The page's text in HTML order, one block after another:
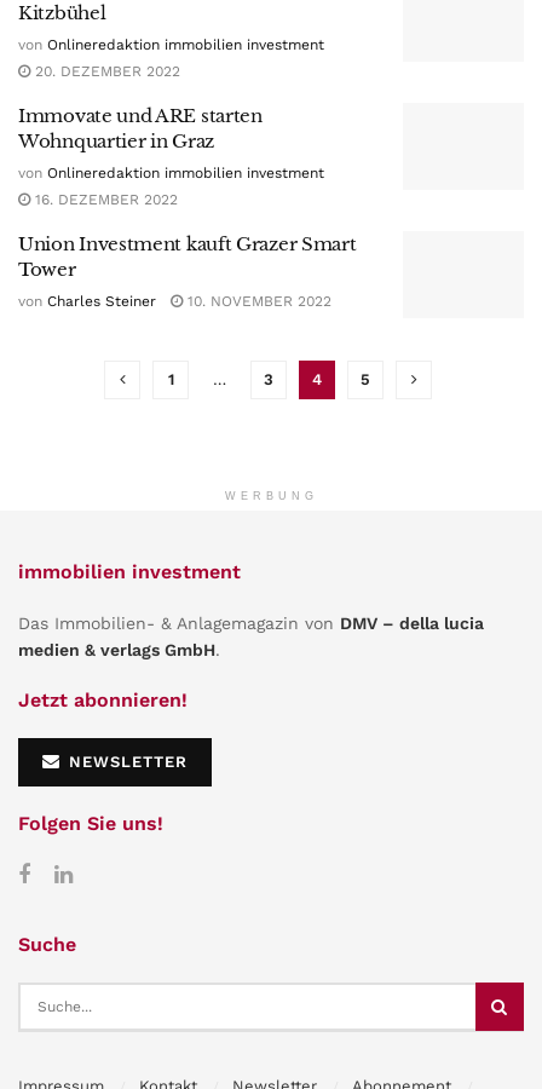
Kitzbühel
von Onlineredaktion immobilien investment
20. DEZEMBER 2022
Immovate und ARE starten
Wohnquartier in Graz
von Onlineredaktion immobilien investment
16. DEZEMBER 2022
Union Investment kauft Grazer Smart
Tower
von Charles Steiner 10. NOVEMBER 2022
1 … 3 4 5
WERBUNG
immobilien investment
Das Immobilien- & Anlagemagazin von DMV – della lucia
medien & verlags GmbH.
Jetzt abonnieren!
NEWSLETTER
Folgen Sie uns!
Suche